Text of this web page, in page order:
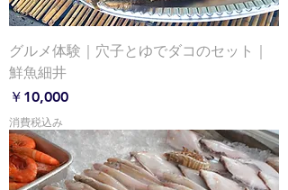
グルメ体験｜穴子とゆでダコのセット｜
鮮魚細井
価格
￥10,000
消費税込み